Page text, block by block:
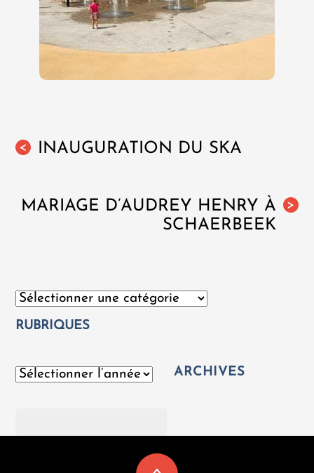
< INAUGURATION DU SKA
>
MARIAGE D’AUDREY HENRY À
SCHAERBEEK
Catégories
RUBRIQUES
Archives ARCHIVES